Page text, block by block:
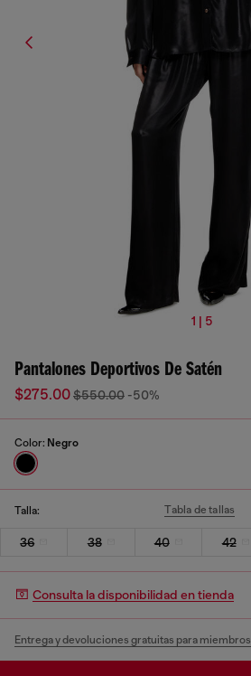
1 | 5
Pantalones Deportivos De Satén
$275.00$550.00 -50%
Color: Negro
Talla: Tabla de tallas
36 38 40 42
Consulta la disponibilidad en tienda
Entrega y devoluciones gratuitas para miembros